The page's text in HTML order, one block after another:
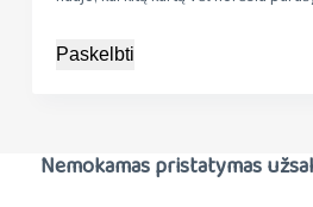
Paskelbti
Nemokamas pristatymas